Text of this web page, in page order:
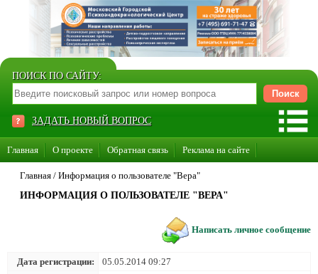
ПОИСК ПО САЙТУ:
ЗАДАТЬ НОВЫЙ ВОПРОС
Главная О проекте Обратная связь Реклама на сайте
Стать консультантом нашего сайта
Суперакция «Каждому врачу свой сайт»
Главная / Информация о пользователе "Вера"
ИНФОРМАЦИЯ О ПОЛЬЗОВАТЕЛЕ "ВЕРА"
Написать личное сообщение
Дата регистрации:
05.05.2014 09:27